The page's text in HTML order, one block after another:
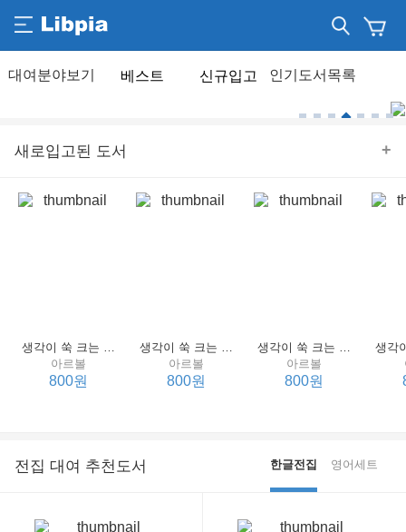
베스트 신규입고
새로입고된 도서 +
생각이 쑥 크는 세계 명작 4 : 언어 편
아르볼
800원
생각이 쑥 크는 세계 명작 3 : 언어 편
아르볼
800원
생각이 쑥 크는 세계 명작 2 : 언어 편
아르볼
800원
전집 대여 추천도서 한글전집 영어세트